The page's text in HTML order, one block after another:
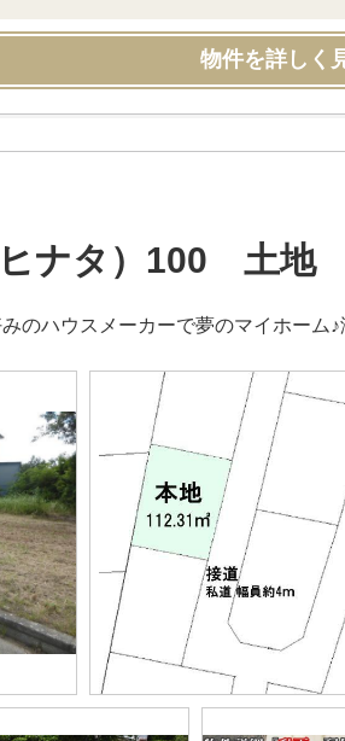
物件を詳しく
ナタ）100 土地
のハウスメーカーで夢のマイホーム♪